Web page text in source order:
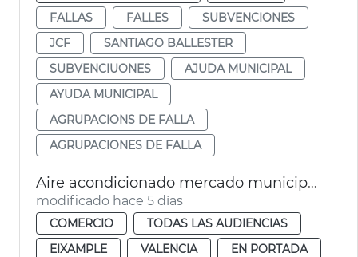
FALLAS
FALLES
SUBVENCIONES
JCF
SANTIAGO BALLESTER
SUBVENCIUONES
AJUDA MUNICIPAL
AYUDA MUNICIPAL
AGRUPACIONS DE FALLA
AGRUPACIONES DE FALLA
Aire acondicionado mercado municipal Russafa
modificado hace 5 días
COMERCIO
TODAS LAS AUDIENCIAS
EIXAMPLE
VALENCIA
EN PORTADA